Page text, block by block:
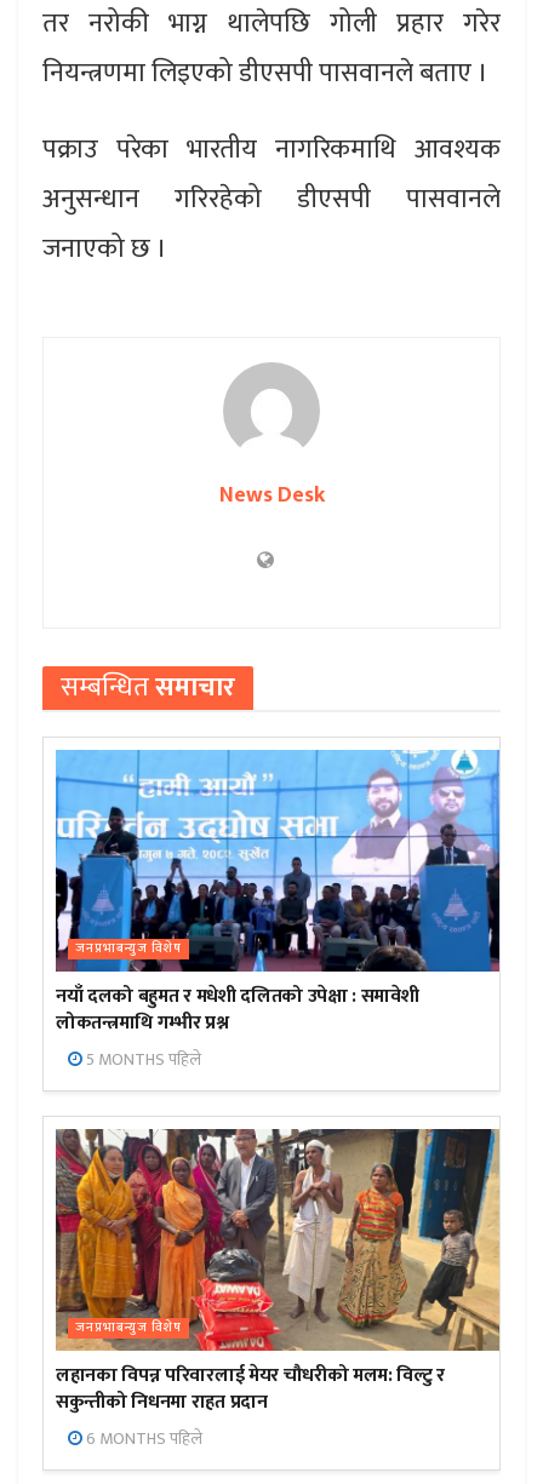
तर नरोकी भाग्न थालेपछि गोली प्रहार गरेर
नियन्त्रणमा लिइएको डीएसपी पासवानले बताए ।
पक्राउ परेका भारतीय नागरिकमाथि आवश्यक
अनुसन्धान गरिरहेको डीएसपी पासवानले
जनाएको छ ।
News Desk
सम्बन्धितसमाचार
जनप्रभाबन्युज विशेष
नयाँ दलको बहुमत र मधेशी दलितको उपेक्षा : समावेशी
लोकतन्त्रमाथि गम्भीर प्रश्न
5 MONTHS पहिले
जनप्रभाबन्युज विशेष
लहानका विपन्न परिवारलाई मेयर चौधरीको मलम: विल्टु र
सकुन्तीको निधनमा राहत प्रदान
6 MONTHS पहिले